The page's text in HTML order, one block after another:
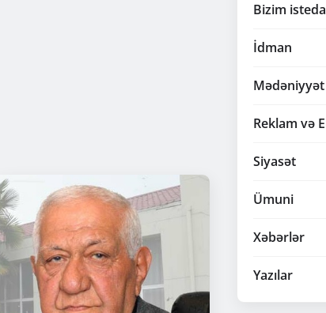
Bizim
İdman
Mədəniyyət
Reklam və
Siyasət
Ümuni
Xəbərlər
Yazılar